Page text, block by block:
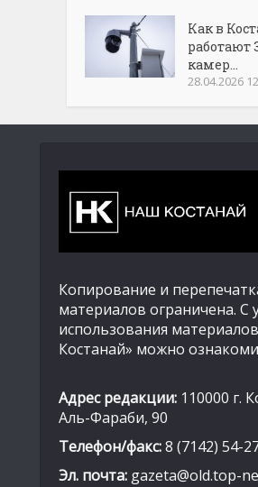
Как в
работают
камер...
28.04.2026
Копирование и
материалов ограничена. С
использования
Костанай» можно
Адрес редакции: 110000 г.
Аль-Фараби, 90
Телефон/факс:8 (7142) 54-
Эл. почта: gazeta@old.top-